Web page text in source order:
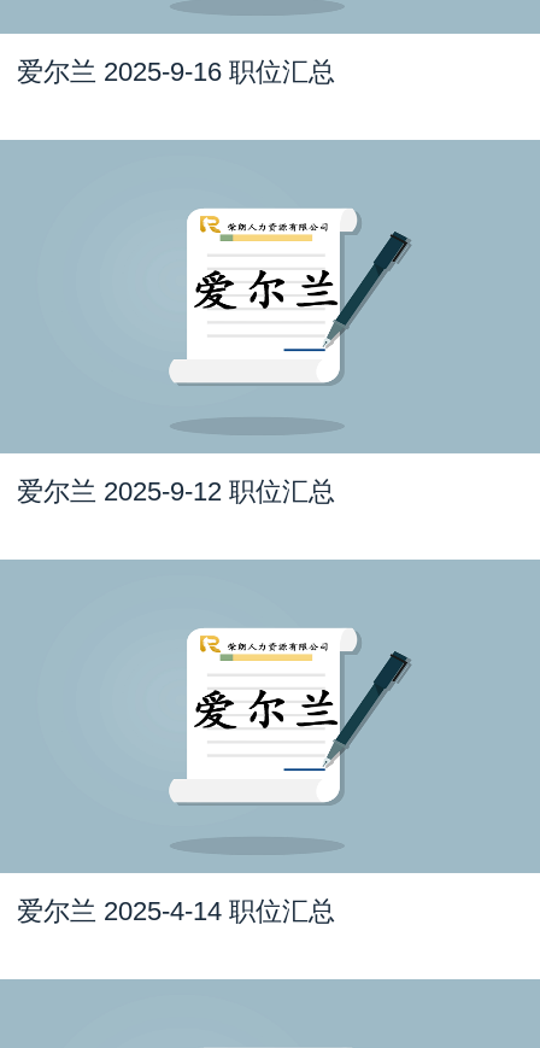
爱尔兰 2025-9-16 职位汇总
爱尔兰 2025-9-12 职位汇总
爱尔兰 2025-4-14 职位汇总